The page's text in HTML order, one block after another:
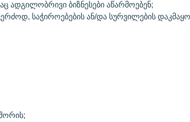
ადგილობრივი ბიზნესები აწარმოებენ;
საჭიროებების ან/და სურვილების